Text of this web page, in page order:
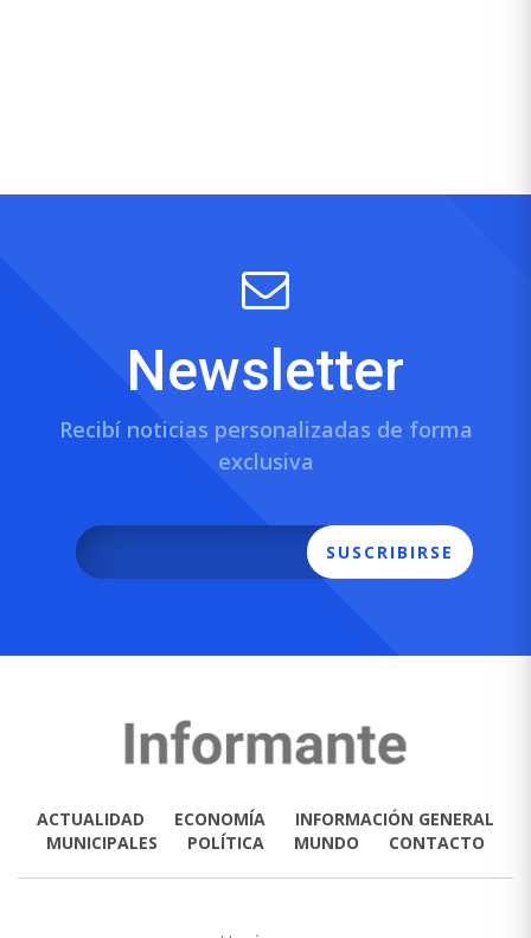
Newsletter
Recibí noticias personalizadas de forma
exclusiva
SUSCRIBIRSE
ACTUALIDAD ECONOMÍA
INFORMACIÓN GENERAL
MUNICIPALES
POLÍTICA MUNDO CONTACTO